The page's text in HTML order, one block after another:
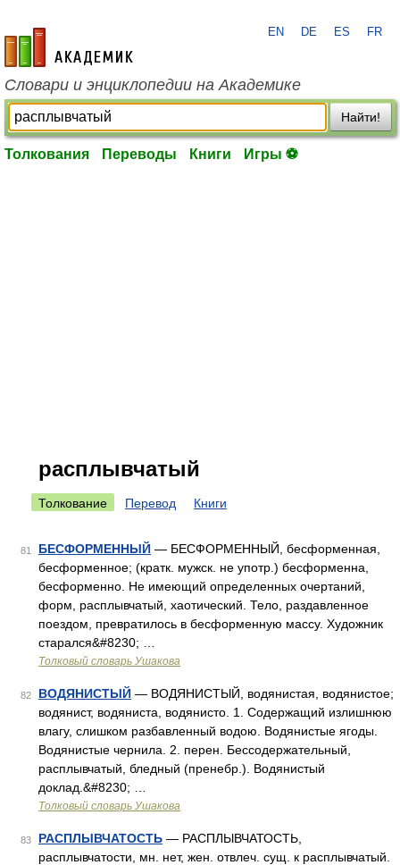
academic.ru
EN DE ES FR
Словари и энциклопедии на Академике
Найти!
Толкования Переводы Книги Игры ⚽
расплывчатый
Толкование Перевод Книги
81 БЕСФОРМЕННЫЙ — БЕСФОРМЕННЫЙ, бесформенная,
бесформенное; (кратк. мужск. не употр.) бесформенна,
бесформенно. Не имеющий определенных очертаний,
форм, расплывчатый, хаотический. Тело, раздавленное
поездом, превратилось в бесформенную массу. Художник
старался&#8230; …
Толковый словарь Ушакова
82 ВОДЯНИСТЫЙ — ВОДЯНИСТЫЙ, водянистая, водянистое;
водянист, водяниста, водянисто. 1. Содержащий излишнюю
влагу, слишком разбавленный водою. Водянистые ягоды.
Водянистые чернила. 2. перен. Бессодержательный,
расплывчатый, бледный (пренебр.). Водянистый
доклад.&#8230; …
Толковый словарь Ушакова
83 РАСПЛЫВЧАТОСТЬ — РАСПЛЫВЧАТОСТЬ,
расплывчатости, мн. нет, жен. отвлеч. сущ. к расплывчатый.